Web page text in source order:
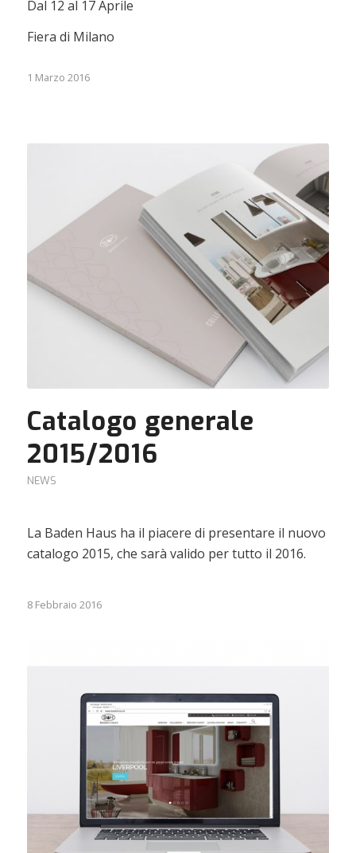
Dal 12 al 17 Aprile
Fiera di Milano
1 Marzo 2016
Catalogo generale
2015/2016
NEWS
La Baden Haus ha il piacere di presentare il nuovo
catalogo 2015, che sarà valido per tutto il 2016.
8 Febbraio 2016